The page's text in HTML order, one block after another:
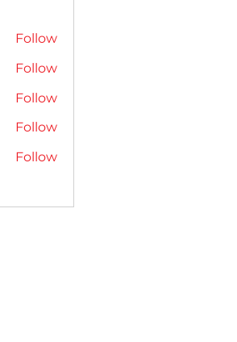
Follow
Follow
Follow
Follow
Follow